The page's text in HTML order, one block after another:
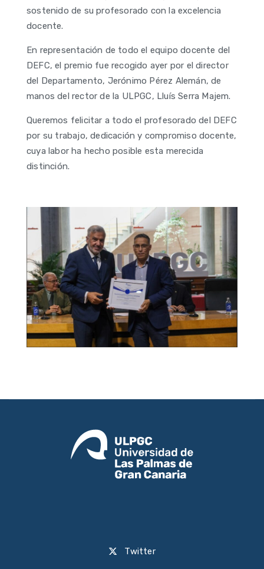
sostenido de su profesorado con la excelencia
docente.
En representación de todo el equipo docente del
DEFC, el premio fue recogido ayer por el director
del Departamento, Jerónimo Pérez Alemán, de
manos del rector de la ULPGC, Lluís Serra Majem.
Queremos felicitar a todo el profesorado del DEFC
por su trabajo, dedicación y compromiso docente,
cuya labor ha hecho posible esta merecida
distinción.
Twitter